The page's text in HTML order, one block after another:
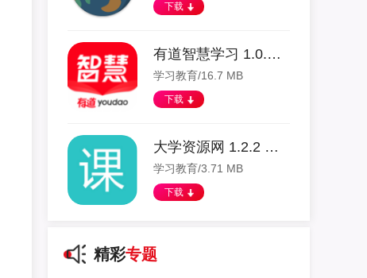
下载
有道智慧学习 1.0.16 安卓版
学习教育/16.7 MB
下载
大学资源网 1.2.2 安卓版
学习教育/3.71 MB
下载
精彩专题